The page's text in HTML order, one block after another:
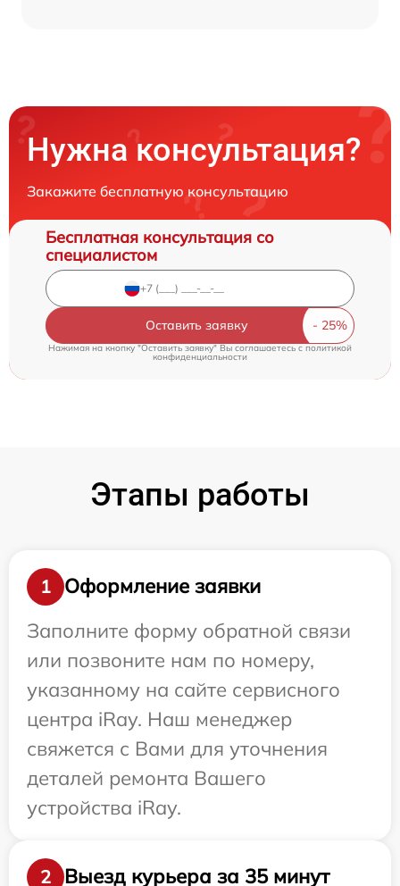
Нужна консультация?
Закажите бесплатную консультацию
Бесплатная консультация со
специалистом
Оставить заявку
Нажимая на кнопку "Оставить заявку" Вы соглашаетесь cполитикой
конфиденциальности
Этапы работы
1
Оформление заявки
Заполните форму обратной связи
или позвоните нам по номеру,
указанному на сайте сервисного
центра iRay. Наш менеджер
свяжется с Вами для уточнения
деталей ремонта Вашего
устройства iRay.
2 Выезд курьера за 35 минут